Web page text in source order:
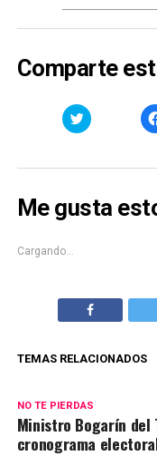
Comparte
Haz
clic
Twitter
en
una
Me gusta
Cargando...
TEMAS RELACIONADOS
NO TE PIERDAS
Ministro Bogarín del
cronograma